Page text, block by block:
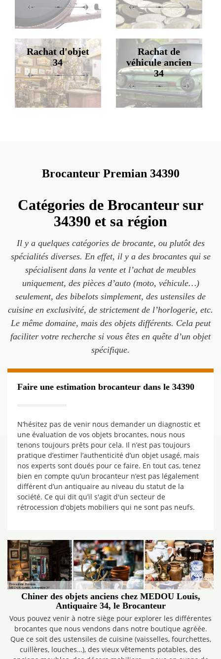
Rachat d'objet
34
Rachat de
véhicule ancien
34
Brocanteur Premian 34390
Catégories de Brocanteur sur
34390 et sa région
Il y a quelques catégories de brocante, ou plutôt des
spécialités diverses. En effet, il y a des brocantes qui se
spécialisent dans la vente et l’achat de meubles
uniquement, des pièces d’auto (moto, véhicule…)
seulement, des bibelots simplement, des ustensiles de
cuisine en exclusivité, de strictement de l’horlogerie, etc.
Le même domaine, mais des objets différents. Cela peut
faciliter votre recherche si vous êtes en quête d’un objet
spécifique.
Faire une estimation brocanteur dans le 34390
N’hésitez pas de venir nous demander un diagnostic et
une évaluation de vos objets brocantes, nous nous
tenons toujours prêts pour cela. Il n’est pas toujours
pratique d’estimer l’authenticité d’un objet usagé, mais
nos experts sont doués pour ce faire. En tout cas, tenez
bien en compte qu’un brocanteur n’est pas légalement
différent d’un antiquaire au niveau du statut de la
société. Ce qui dit qu’il s'agit d'un secteur de
rétrocession d’objets mobiliers qui ne sont pas neufs.
Chiner des objets anciens chez MEDOU Louis,
Antiquaire 34, le Brocanteur
Vous pouvez venir à notre siège pour explorer les différentes
brocantes que nous vendons dans notre boutique agréée.
Que ce soit des ustensiles de cuisine (vaisselles, fourchettes,
cuillères, louches…), des vieux vêtements potables, des